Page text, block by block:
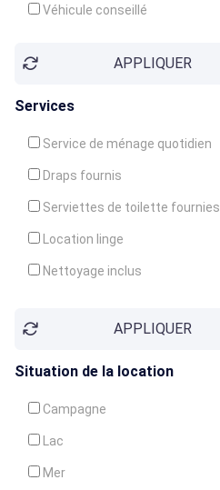
Véhicule conseillé
APPLIQUER
Services
Service de ménage quotidien
Draps fournis
Serviettes de toilette fournies
Location linge
Nettoyage inclus
Garde d'enfants
Crèche
APPLIQUER
Situation de la location
Campagne
Lac
Mer